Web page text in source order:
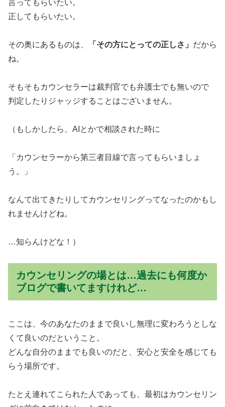
言ってもらいたい。
正してもらいたい。
その奥にあるものは、 「その方にとっての正しさ」 だから
ね。
そもそもカウンセラーは裁判官でも弁護士でも無いので
判定したりジャッジすることはございません。
（もしかしたら、AIとかで相談された時に
「カウンセラーから第三者目線で言ってもらいましょ
う。」
なんて出てきたりしてカウンセリングってなったのかもし
れませんけどね。
…知らんけどな！）
カウンセリングの場とは…過去にも何度か
ブログで書いてますけれど…
ここは、今のあなたのままで良いし無理に変わろうとしな
くて良いのだということ。
どんな自分のままでも良いのだと、安心と安全を感じても
らう場所です。
たとえ連れてこられた人であっても、最初はカウンセリン